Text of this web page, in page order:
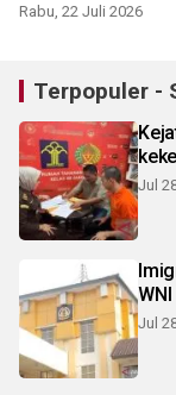
Rabu, 22 Juli 2026
Terpopuler -
Jul
WNI
Jul